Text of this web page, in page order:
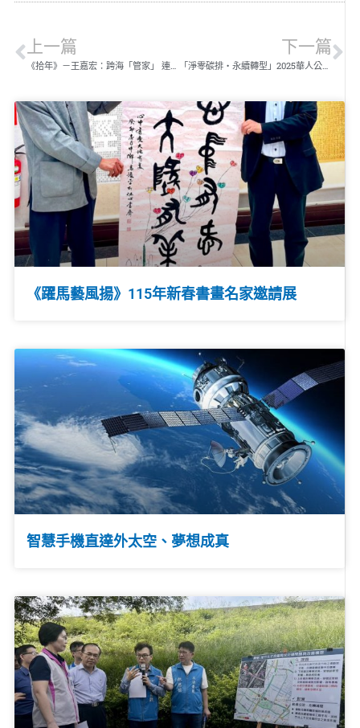
上一篇
《拾年》－王嘉宏：跨海「管家」 連通世界
下一篇
《躍馬藝風揚》115年新春書畫名家邀請展
智慧手機直達外太空、夢想成真